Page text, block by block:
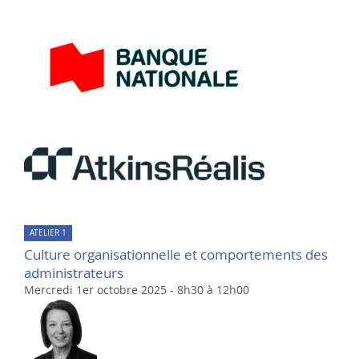
ATELIER 1
Culture organisationnelle et comportements des
administrateurs
Mercredi 1er octobre 2025 - 8h30 à 12h00